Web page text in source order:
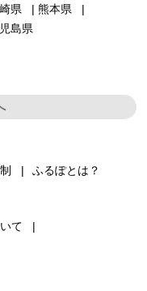
県
熊本県
島県
ふるぽとは？
て